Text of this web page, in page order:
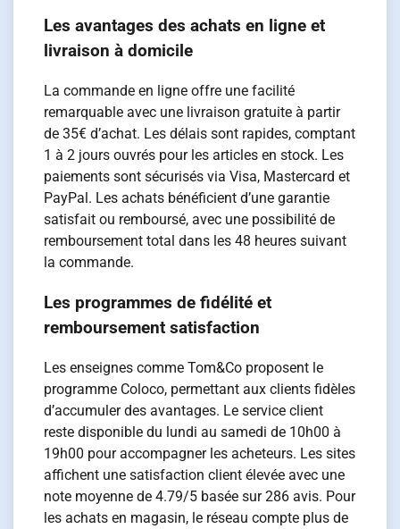
Les avantages des achats en ligne et
livraison à domicile
La commande en ligne offre une facilité
remarquable avec une livraison gratuite à partir
de 35€ d’achat. Les délais sont rapides, comptant
1 à 2 jours ouvrés pour les articles en stock. Les
paiements sont sécurisés via Visa, Mastercard et
PayPal. Les achats bénéficient d’une garantie
satisfait ou remboursé, avec une possibilité de
remboursement total dans les 48 heures suivant
la commande.
Les programmes de fidélité et
remboursement satisfaction
Les enseignes comme Tom&Co proposent le
programme Coloco, permettant aux clients fidèles
d’accumuler des avantages. Le service client
reste disponible du lundi au samedi de 10h00 à
19h00 pour accompagner les acheteurs. Les sites
affichent une satisfaction client élevée avec une
note moyenne de 4.79/5 basée sur 286 avis. Pour
les achats en magasin, le réseau compte plus de